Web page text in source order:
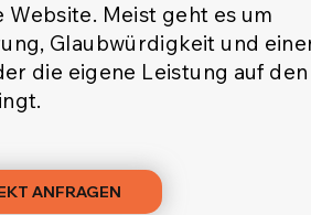
Website. Meist geht es um
Glaubwürdigkeit und
die eigene Leistung auf den
ANFRAGEN